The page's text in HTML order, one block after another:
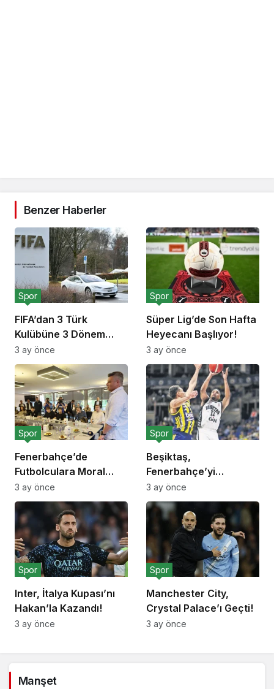
Benzer Haberler
FIFA’dan 3 Türk
Kulübüne 3 Dönem
Transfer Yasağı!
Spor
3 ay önce
Süper Lig’de Son Hafta
Heyecanı Başlıyor!
Spor
3 ay önce
Fenerbahçe’de
Futbolculara Moral
Yemeği!
Spor
3 ay önce
Beşiktaş,
Fenerbahçe’yi
Deplasmanda Yendi!
Spor
3 ay önce
Inter, İtalya Kupası’nı
Hakan’la Kazandı!
Spor
3 ay önce
Manchester City,
Crystal Palace’ı Geçti!
Spor
3 ay önce
Manşet